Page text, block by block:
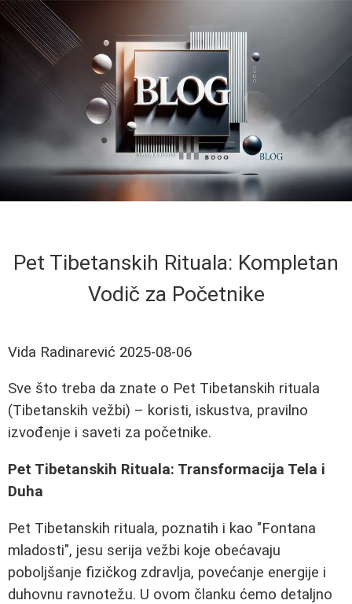
Pet Tibetanskih Rituala: Kompletan
Vodič za Početnike
Vida Radinarević 2025-08-06
Sve što treba da znate o Pet Tibetanskih rituala
(Tibetanskih vežbi) – koristi, iskustva, pravilno
izvođenje i saveti za početnike.
Pet Tibetanskih Rituala: Transformacija Tela i
Duha
Pet Tibetanskih rituala, poznatih i kao "Fontana
mladosti", jesu serija vežbi koje obećavaju
poboljšanje fizičkog zdravlja, povećanje energije i
duhovnu ravnotežu. U ovom članku ćemo detaljno